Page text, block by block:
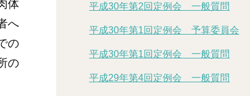
体
へ
の
の
平成30年第2回定例会 一般質問
平成30年第1回定例会 予算委員会
平成30年第1回定例会 一般質問
平成29年第4回定例会 一般質問